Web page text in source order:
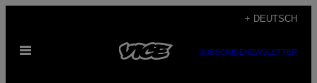
content
+ DEUTSCH
Open
SUBSCRIBENEWSLETTER